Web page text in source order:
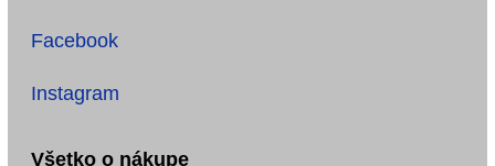
Facebook
Instagram
Všetko o nákupe